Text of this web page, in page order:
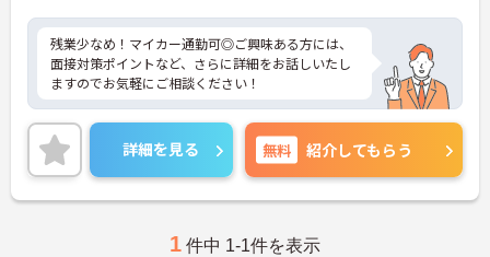
残業少なめ！マイカー通勤可◎ご興味ある方には、
面接対策ポイントなど、さらに詳細をお話しいたし
ますのでお気軽にご相談ください！
詳細を見る 無料 紹介してもらう
1 件中 1-1件を表示